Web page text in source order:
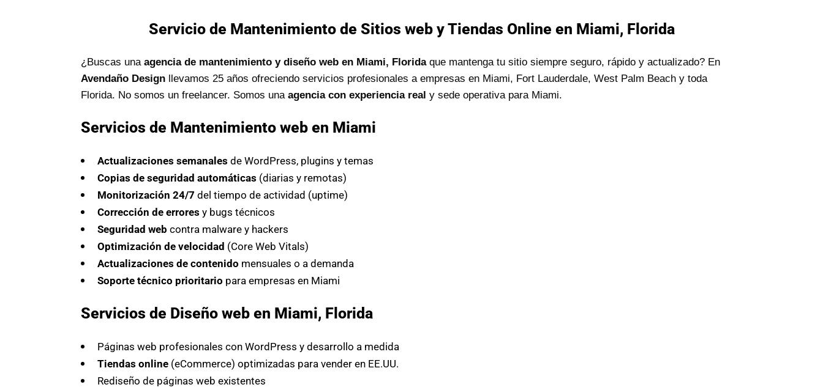
Servicio de Mantenimiento de Sitios web y Tiendas Online en Miami, Florida
¿Buscas una agencia de mantenimiento y diseño web en Miami, Floridaque mantenga tu sitio siempre seguro, rápido y actualizado? En
Avendaño Design llevamos 25 años ofreciendo servicios profesionales a empresas en Miami, Fort Lauderdale, West Palm Beach y toda
Florida. No somos un freelancer. Somos una agencia con experiencia real y sede operativa para Miami.
Servicios de Mantenimiento web en Miami
Actualizaciones semanales de WordPress, plugins y temas
Copias de seguridad automáticas (diarias y remotas)
Monitorización 24/7 del tiempo de actividad (uptime)
Corrección de errores y bugs técnicos
Seguridad web contra malware y hackers
Optimización de velocidad (Core Web Vitals)
Actualizaciones de contenido mensuales o a demanda
Soporte técnico prioritario para empresas en Miami
Servicios de Diseño web en Miami, Florida
Páginas web profesionales con WordPress y desarrollo a medida
Tiendas online (eCommerce) optimizadas para vender en EE.UU.
Rediseño de páginas web existentes